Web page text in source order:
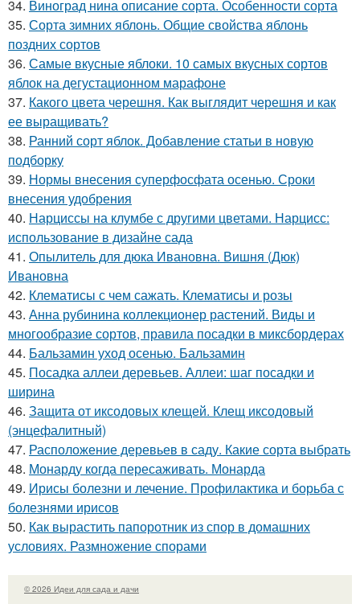
34. Виноград нина описание сорта. Особенности сорта
35. Сорта зимних яблонь. Общие свойства яблонь
поздних сортов
36. Самые вкусные яблоки. 10 самых вкусных сортов
яблок на дегустационном марафоне
37. Какого цвета черешня. Как выглядит черешня и как
ее выращивать?
38. Ранний сорт яблок. Добавление статьи в новую
подборку
39. Нормы внесения суперфосфата осенью. Сроки
внесения удобрения
40. Нарциссы на клумбе с другими цветами. Нарцисс:
использование в дизайне сада
41. Опылитель для дюка Ивановна. Вишня (Дюк)
Ивановна
42. Клематисы с чем сажать. Клематисы и розы
43. Анна рубинина коллекционер растений. Виды и
многообразие сортов, правила посадки в миксбордерах
44. Бальзамин уход осенью. Бальзамин
45. Посадка аллеи деревьев. Аллеи: шаг посадки и
ширина
46. Защита от иксодовых клещей. Клещ иксодовый
(энцефалитный)
47. Расположение деревьев в саду. Какие сорта выбрать
48. Монарду когда пересаживать. Монарда
49. Ирисы болезни и лечение. Профилактика и борьба с
болезнями ирисов
50. Как вырастить папоротник из спор в домашних
условиях. Размножение спорами
© 2026 Идеи для сада и дачи